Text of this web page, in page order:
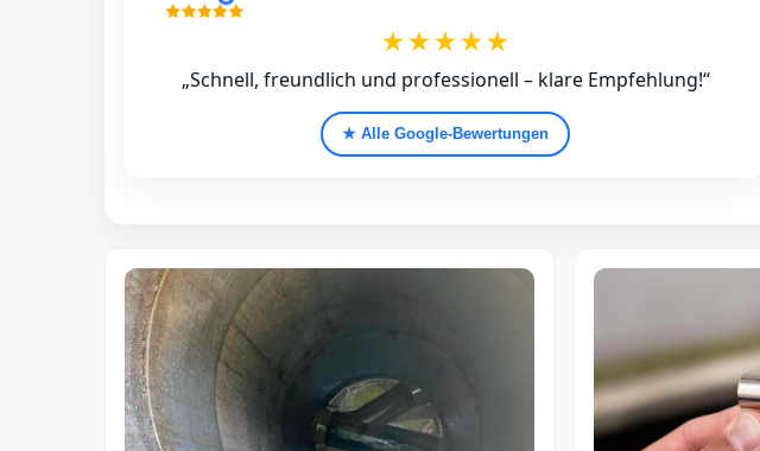
★★★★★
„Schnell, freundlich und professionell – klare Empfehlung!“
★ Alle Google‑Bewertungen